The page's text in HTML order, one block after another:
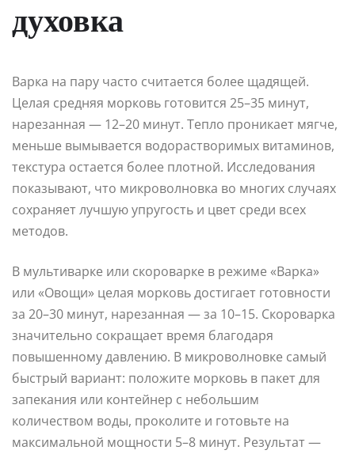
духовка
Варка на пару часто считается более щадящей.
Целая средняя морковь готовится 25–35 минут,
нарезанная — 12–20 минут. Тепло проникает мягче,
меньше вымывается водорастворимых витаминов,
текстура остается более плотной. Исследования
показывают, что микроволновка во многих случаях
сохраняет лучшую упругость и цвет среди всех
методов.
В мультиварке или скороварке в режиме «Варка»
или «Овощи» целая морковь достигает готовности
за 20–30 минут, нарезанная — за 10–15. Скороварка
значительно сокращает время благодаря
повышенному давлению. В микроволновке самый
быстрый вариант: положите морковь в пакет для
запекания или контейнер с небольшим
количеством воды, проколите и готовьте на
максимальной мощности 5–8 минут. Результат —